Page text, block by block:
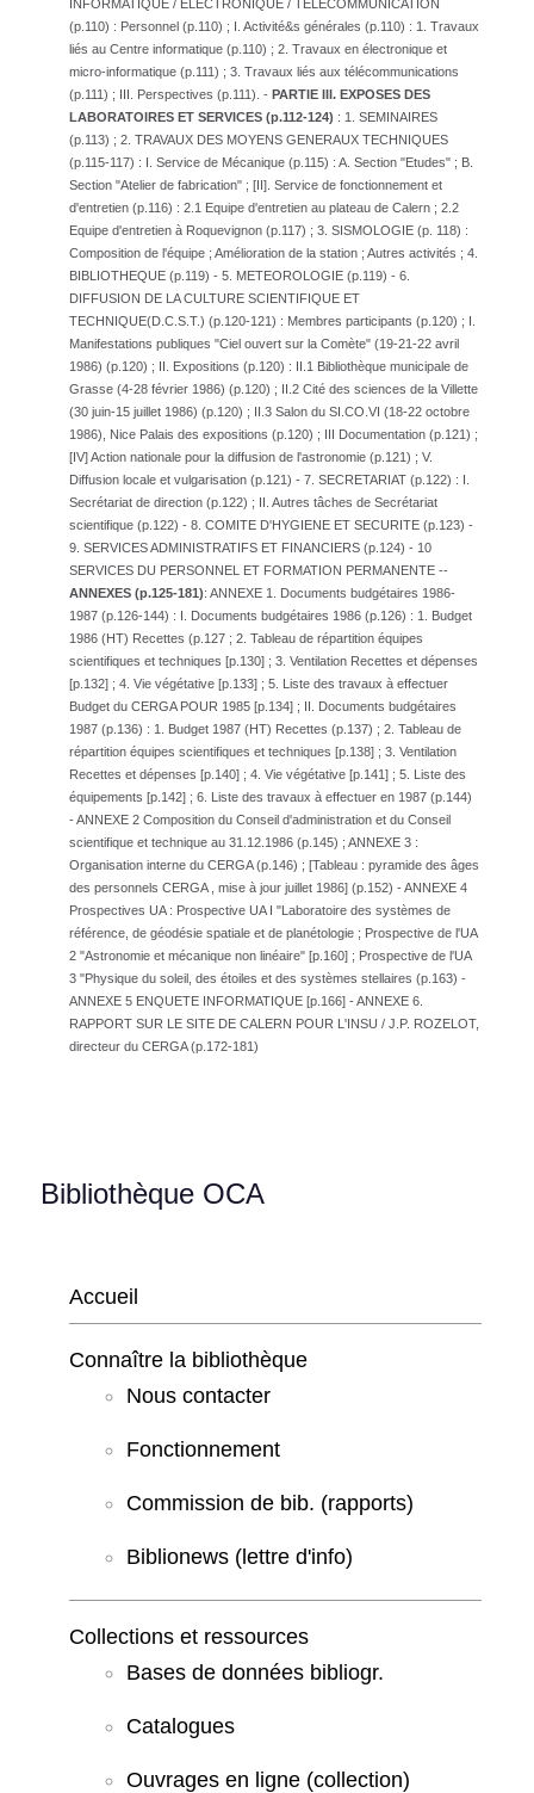
INFORMATIQUE / ELECTRONIQUE / TELECOMMUNICATION
(p.110) : Personnel (p.110) ; I. Activité&s générales (p.110) : 1. Travaux
liés au Centre informatique (p.110) ; 2. Travaux en électronique et
micro-informatique (p.111) ; 3. Travaux liés aux télécommunications
(p.111) ; III. Perspectives (p.111). - PARTIE III. EXPOSES DES
LABORATOIRES ET SERVICES (p.112-124) : 1. SEMINAIRES
(p.113) ; 2. TRAVAUX DES MOYENS GENERAUX TECHNIQUES
(p.115-117) : I. Service de Mécanique (p.115) : A. Section "Etudes" ; B.
Section "Atelier de fabrication" ; [II]. Service de fonctionnement et
d'entretien (p.116) : 2.1 Equipe d'entretien au plateau de Calern ; 2.2
Equipe d'entretien à Roquevignon (p.117) ; 3. SISMOLOGIE (p. 118) :
Composition de l'équipe ; Amélioration de la station ; Autres activités ; 4.
BIBLIOTHEQUE (p.119) - 5. METEOROLOGIE (p.119) - 6.
DIFFUSION DE LA CULTURE SCIENTIFIQUE ET
TECHNIQUE(D.C.S.T.) (p.120-121) : Membres participants (p.120) ; I.
Manifestations publiques "Ciel ouvert sur la Comète" (19-21-22 avril
1986) (p.120) ; II. Expositions (p.120) : II.1 Bibliothèque municipale de
Grasse (4-28 février 1986) (p.120) ; II.2 Cité des sciences de la Villette
(30 juin-15 juillet 1986) (p.120) ; II.3 Salon du SI.CO.VI (18-22 octobre
1986), Nice Palais des expositions (p.120) ; III Documentation (p.121) ;
[IV] Action nationale pour la diffusion de l'astronomie (p.121) ; V.
Diffusion locale et vulgarisation (p.121) - 7. SECRETARIAT (p.122) : I.
Secrétariat de direction (p.122) ; II. Autres tâches de Secrétariat
scientifique (p.122) - 8. COMITE D'HYGIENE ET SECURITE (p.123) -
9. SERVICES ADMINISTRATIFS ET FINANCIERS (p.124) - 10
SERVICES DU PERSONNEL ET FORMATION PERMANENTE --
ANNEXES (p.125-181): ANNEXE 1. Documents budgétaires 1986-
1987 (p.126-144) : I. Documents budgétaires 1986 (p.126) : 1. Budget
1986 (HT) Recettes (p.127 ; 2. Tableau de répartition équipes
scientifiques et techniques [p.130] ; 3. Ventilation Recettes et dépenses
[p.132] ; 4. Vie végétative [p.133] ; 5. Liste des travaux à effectuer
Budget du CERGA POUR 1985 [p.134] ; II. Documents budgétaires
1987 (p.136) : 1. Budget 1987 (HT) Recettes (p.137) ; 2. Tableau de
répartition équipes scientifiques et techniques [p.138] ; 3. Ventilation
Recettes et dépenses [p.140] ; 4. Vie végétative [p.141] ; 5. Liste des
équipements [p.142] ; 6. Liste des travaux à effectuer en 1987 (p.144)
- ANNEXE 2 Composition du Conseil d'administration et du Conseil
scientifique et technique au 31.12.1986 (p.145) ; ANNEXE 3 :
Organisation interne du CERGA (p.146) ; [Tableau : pyramide des âges
des personnels CERGA , mise à jour juillet 1986] (p.152) - ANNEXE 4
Prospectives UA : Prospective UA I "Laboratoire des systèmes de
référence, de géodésie spatiale et de planétologie ; Prospective de l'UA
2 "Astronomie et mécanique non linéaire" [p.160] ; Prospective de l'UA
3 "Physique du soleil, des étoiles et des systèmes stellaires (p.163) -
ANNEXE 5 ENQUETE INFORMATIQUE [p.166] - ANNEXE 6.
RAPPORT SUR LE SITE DE CALERN POUR L'INSU / J.P. ROZELOT,
directeur du CERGA (p.172-181)
Bibliothèque OCA
Accueil
Connaître la bibliothèque
Nous contacter
Fonctionnement
Commission de bib. (rapports)
Biblionews (lettre d'info)
Collections et ressources
Bases de données bibliogr.
Catalogues
Ouvrages en ligne (collection)